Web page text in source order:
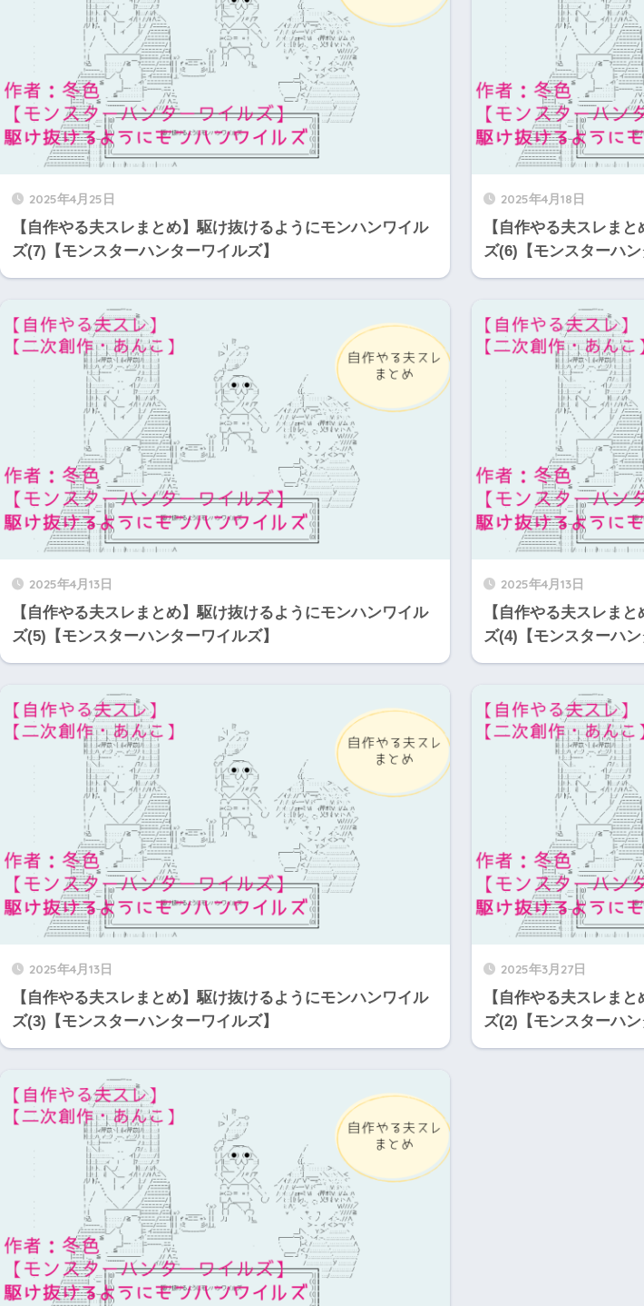
2025年4月25日
【自作やる夫スレまとめ】駆け抜けるようにモンハンワイル
ズ(7)【モンスターハンターワイルズ】
2025年4月18日
【自作やる夫スレま
ズ(6)【モンスターハン
2025年4月13日
【自作やる夫スレまとめ】駆け抜けるようにモンハンワイル
ズ(5)【モンスターハンターワイルズ】
2025年4月13日
【自作やる夫スレま
ズ(4)【モンスターハン
2025年4月13日
【自作やる夫スレまとめ】駆け抜けるようにモンハンワイル
ズ(3)【モンスターハンターワイルズ】
2025年3月27日
【自作やる夫スレま
ズ(2)【モンスターハン